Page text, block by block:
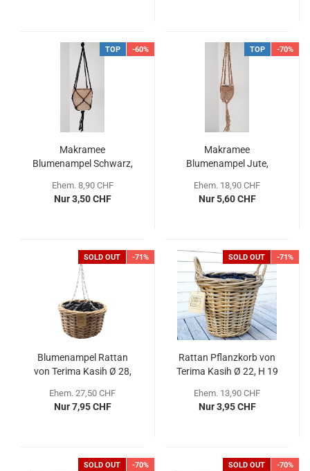
TOP -60%
Makramee
Blumenampel Schwarz,
Ehem. 8,90 CHF
Nur 3,50 CHF
TOP -70%
Makramee
Blumenampel Jute,
Ehem. 18,90 CHF
Nur 5,60 CHF
SOLD OUT -71%
Blumenampel Rattan
von Terima Kasih Ø 28,
Ehem. 27,50 CHF
Nur 7,95 CHF
SOLD OUT -71%
Rattan Pflanzkorb von
Terima Kasih Ø 22, H 19
Ehem. 13,90 CHF
Nur 3,95 CHF
SOLD OUT -70% SOLD OUT -70%